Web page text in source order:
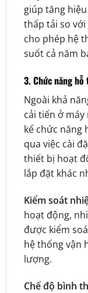
giúp tăng
thấp tải so
cho phép hệ
suốt cả năm
3. Chức năng
Ngoài khả
cải tiến ở
kế chức năng
qua việc cài
thiết bị hoạt
lắp đặt khác
Kiểm soát
hoạt động,
được kiểm
hệ thống vận
lượng.
Chế độ bình